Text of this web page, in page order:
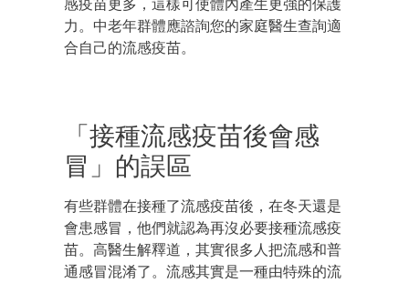
感疫苗更多，這樣可使體內產生更強的保護
力。中老年群體應諮詢您的家庭醫生查詢適
合自己的流感疫苗。
「接種流感疫苗後會感
冒」的誤區
有些群體在接種了流感疫苗後，在冬天還是
會患感冒，他們就認為再沒必要接種流感疫
苗。高醫生解釋道，其實很多人把流感和普
通感冒混淆了。流感其實是一種由特殊的流